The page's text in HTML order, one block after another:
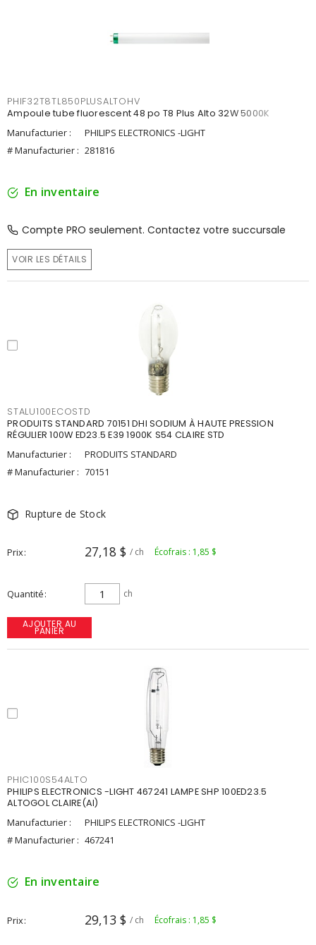
PHIF32T8TL850PLUSALTOHV
Ampoule tube fluorescent 48 po T8 Plus Alto 32W 5000K
Manufacturier :
PHILIPS ELECTRONICS -LIGHT
# Manufacturier : 281816
En inventaire
Compte PRO seulement. Contactez votre succursale
VOIR LES DÉTAILS
STALU100ECOSTD
PRODUITS STANDARD 70151 DHI SODIUM À HAUTE PRESSION
RÉGULIER 100W ED23.5 E39 1900K S54 CLAIRE STD
Manufacturier :
PRODUITS STANDARD
# Manufacturier : 70151
Rupture de Stock
Prix 27,18 $ / ch Écofrais : 1,85 $
Quantité ch
AJOUTER AU
PANIER
PHIC100S54ALTO
PHILIPS ELECTRONICS -LIGHT 467241 LAMPE SHP 100ED23.5
ALTOGOL CLAIRE(AI)
Manufacturier :
PHILIPS ELECTRONICS -LIGHT
# Manufacturier : 467241
En inventaire
Prix 29,13 $ / ch Écofrais : 1,85 $